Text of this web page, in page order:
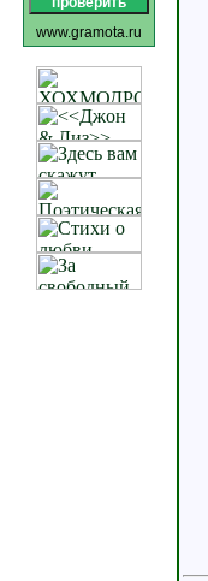
www.gramota.ru